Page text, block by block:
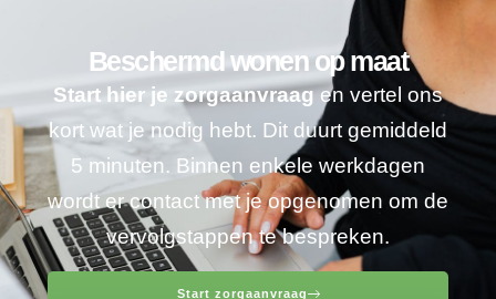
Beschermd wonen op maat
Start hier je zorgaanvraagen vertel ons
kort wat je nodig hebt. Dit duurt gemiddeld
5 minuten. Binnen enkele werkdagen
wordt er contact met je opgenomen om de
vervolgstappen te bespreken.
Start zorgaanvraag